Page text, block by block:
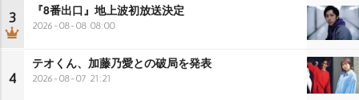
3 『8番出口』地上波初放送決定
2026-08-08 08:00
4
テオくん、加藤乃愛との破局を発表
2026-08-07 21:21